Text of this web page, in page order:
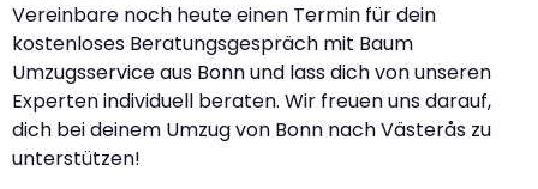
Vereinbare noch heute einen Termin für dein
kostenloses Beratungsgespräch mit Baum
Umzugsservice aus Bonn und lass dich von unseren
Experten individuell beraten. Wir freuen uns darauf,
dich bei deinem Umzug von Bonn nach Västerås zu
unterstützen!